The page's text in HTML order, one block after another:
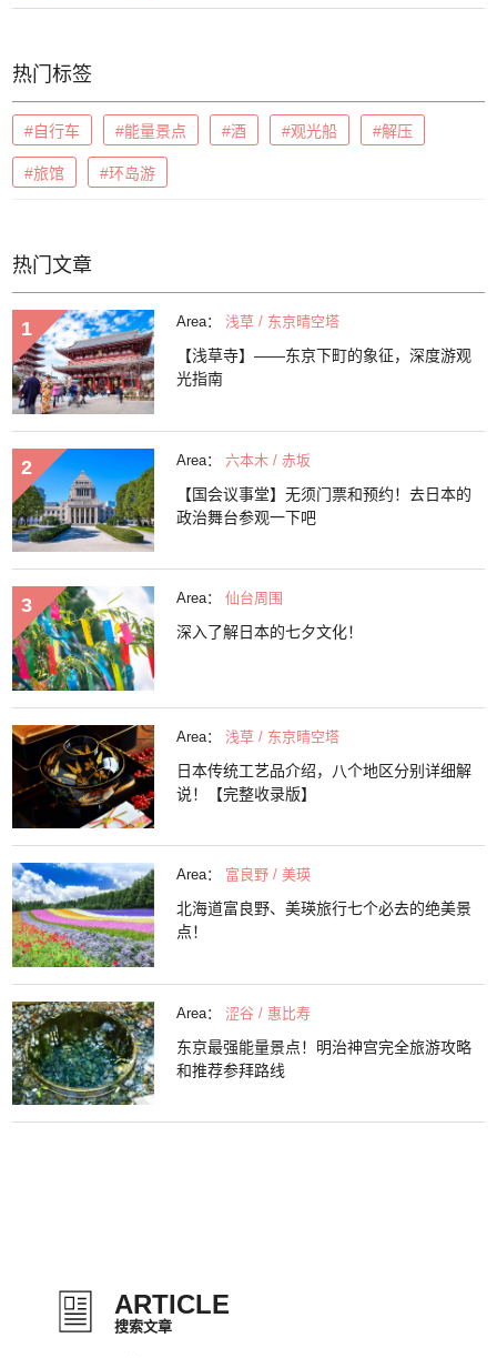
热门标签
#自行车 #能量景点 #酒 #观光船 #解压
#旅馆 #环岛游
热门文章
Area： 浅草 / 东京晴空塔
【浅草寺】——东京下町的象征，深度游观
光指南
Area： 六本木 / 赤坂
【国会议事堂】无须门票和预约！去日本的
政治舞台参观一下吧
Area： 仙台周围
深入了解日本的七夕文化！
Area： 浅草 / 东京晴空塔
日本传统工艺品介绍，八个地区分别详细解
说！【完整收录版】
Area： 富良野 / 美瑛
北海道富良野、美瑛旅行七个必去的绝美景
点！
Area： 涩谷 / 惠比寿
东京最强能量景点！明治神宫完全旅游攻略
和推荐参拜路线
ARTICLE
搜索文章